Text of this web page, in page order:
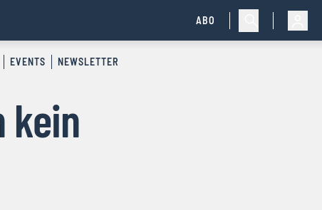
ABO
EVENTS NEWSLETTER
kein